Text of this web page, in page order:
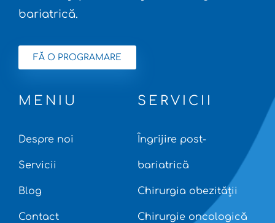
bariatrică.
FĂ O PROGRAMARE
MENIU
Despre noi
Servicii
Blog
Contact
SERVICII
Îngrijire post-
bariatrică
Chirurgia obezității
Chirurgie oncologică